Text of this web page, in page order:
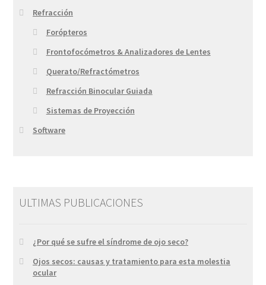
Refracción
Forópteros
Frontofocómetros & Analizadores de Lentes
Querato/Refractómetros
Refracción Binocular Guiada
Sistemas de Proyección
Software
ULTIMAS PUBLICACIONES
¿Por qué se sufre el síndrome de ojo seco?
Ojos secos: causas y tratamiento para esta molestia
ocular